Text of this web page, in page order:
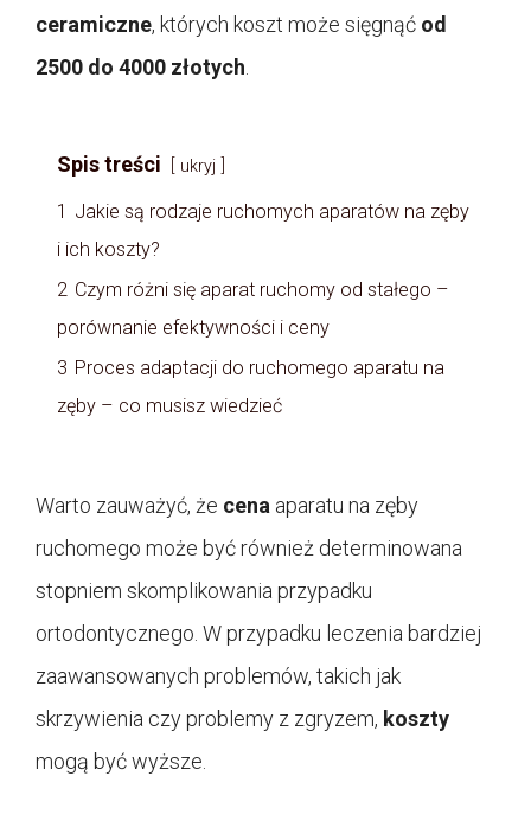
ceramiczne, których koszt może sięgnąć od
2500 do 4000 złotych
Spis treści ukryj
1 Jakie są rodzaje ruchomych aparatów na zęby
i ich koszty?
2 Czym różni się aparat ruchomy od stałego –
porównanie efektywności i ceny
3 Proces adaptacji do ruchomego aparatu na
zęby – co musisz wiedzieć
Warto zauważyć, że cena aparatu na zęby
ruchomego może być również determinowana
stopniem skomplikowania przypadku
ortodontycznego. W przypadku leczenia bardziej
zaawansowanych problemów, takich jak
skrzywienia czy problemy z zgryzem, koszty
mogą być wyższe.